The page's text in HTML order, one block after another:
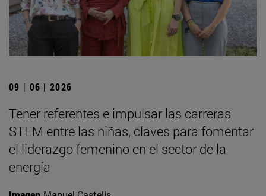
09 | 06 | 2026
Tener referentes e impulsar las carreras
STEM entre las niñas, claves para fomentar
el liderazgo femenino en el sector de la
energía